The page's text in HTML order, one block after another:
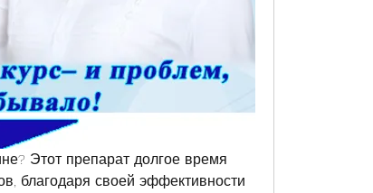
Этот препарат долгое время
благодаря своей эффективности